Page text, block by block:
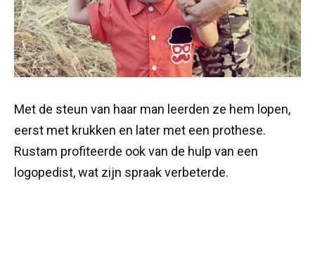
Met de steun van haar man leerden ze hem lopen,
eerst met krukken en later met een prothese.
Rustam profiteerde ook van de hulp van een
logopedist, wat zijn spraak verbeterde.